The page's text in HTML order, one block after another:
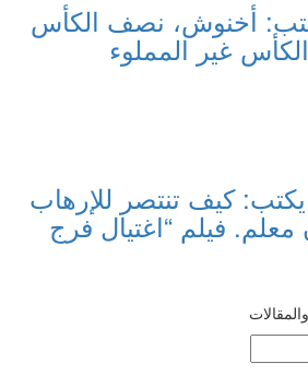
أخنوش، نصف الكأس
غير المملوء
كيف تنتصر للإرهاب
معلم. فيلم “اغتيال فرج